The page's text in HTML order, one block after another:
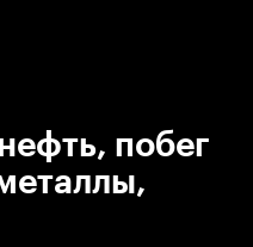
побег